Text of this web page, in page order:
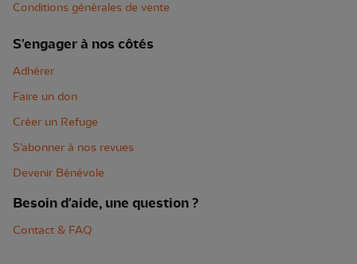
Conditions générales de vente
S'engager à nos côtés
Adhérer
Faire un don
Créer un Refuge
S'abonner à nos revues
Devenir Bénévole
Besoin d'aide, une question ?
Contact & FAQ